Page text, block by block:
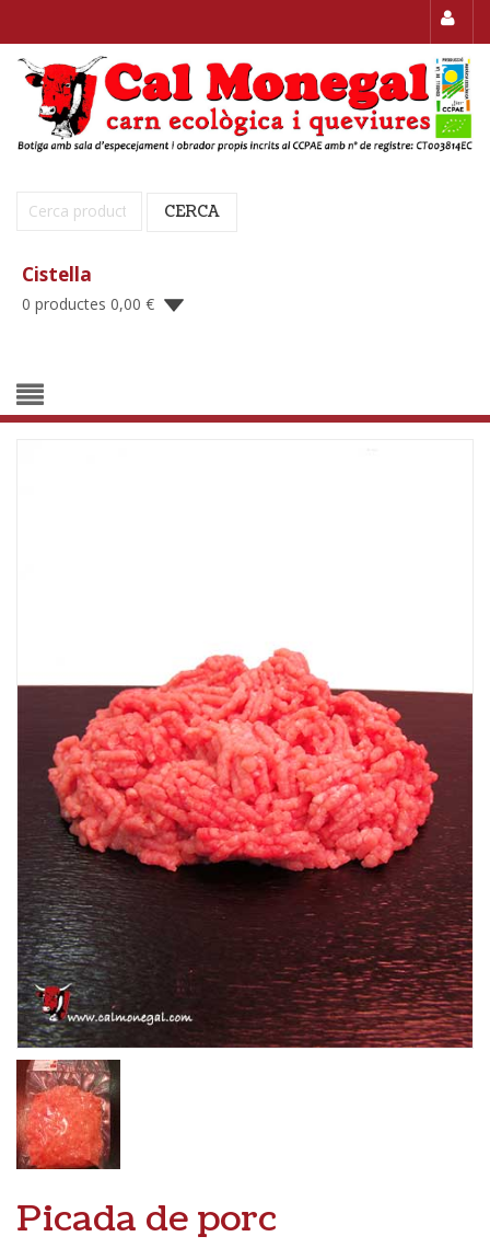
Cerca: CERCA
Cistella
0 productes 0,00 €
Picada de porc